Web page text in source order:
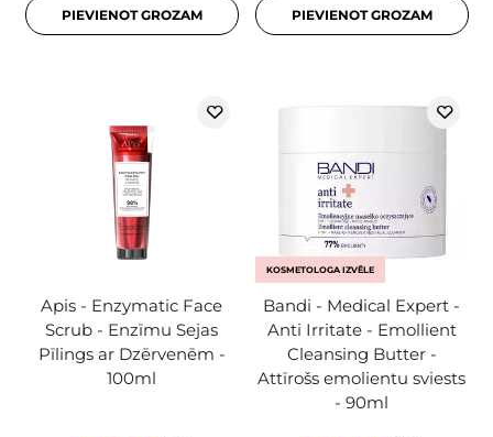
PIEVIENOT GROZAM PIEVIENOT GROZAM
Apis - Enzymatic Face
Scrub - Enzīmu Sejas
Pīlings ar Dzērvenēm -
100ml
KOSMETOLOGA IZVĒLE
Bandi - Medical Expert -
Anti Irritate - Emollient
Cleansing Butter -
Attīrošs emolientu sviests
- 90ml